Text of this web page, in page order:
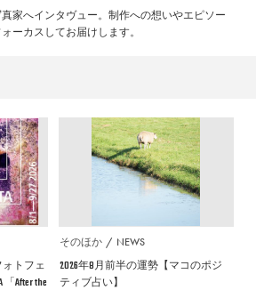
家へインタヴュー。制作への想いやエピソー
ーカスしてお届けします。
トフェ
「After the
そのほか NEWS
2026年8月前半の運勢【マコのポジ
ティブ占い】